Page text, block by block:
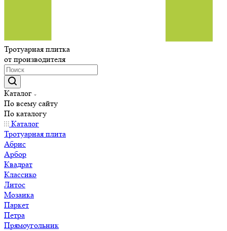
Тротуарная плитка
от производителя
Каталог
По всему сайту
По каталогу
Каталог
Тротуарная плита
Абрис
Арбор
Квадрат
Классико
Литос
Мозаика
Паркет
Петра
Прямоугольник